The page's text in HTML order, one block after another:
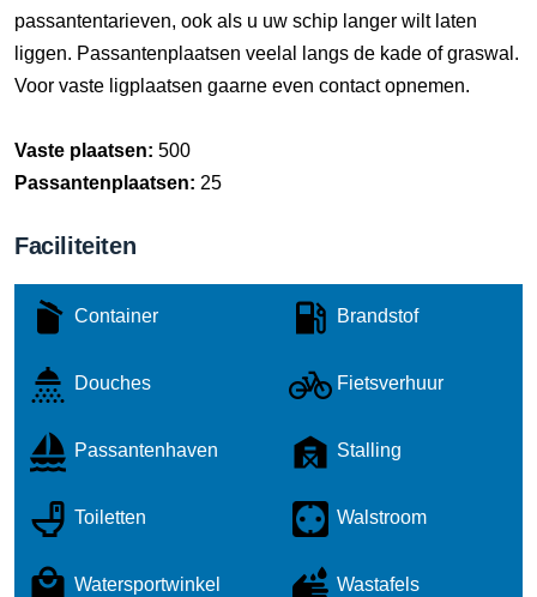
passantentarieven, ook als u uw schip langer wilt laten
liggen. Passantenplaatsen veelal langs de kade of graswal.
Voor vaste ligplaatsen gaarne even contact opnemen.
Vaste plaatsen: 500
Passantenplaatsen: 25
Faciliteiten
Container Brandstof
Douches Fietsverhuur
Passantenhaven Stalling
Toiletten Walstroom
Watersportwinkel Wastafels